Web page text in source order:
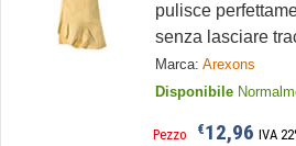
pulisce
senza lasciare
Marca: Arexons
Disponibile
Pezzo €12,96 IVA